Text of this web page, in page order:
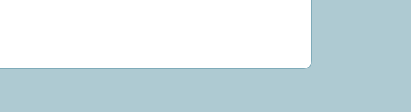
A megrendelt termék maximum 10 munkanapon belül